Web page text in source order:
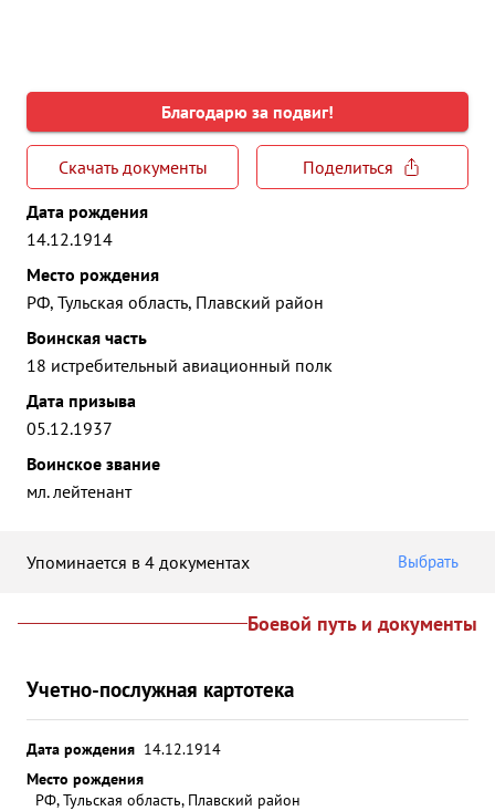
Благодарю за подвиг!
Скачать документы
Поделиться
Дата рождения
14.12.1914
Место рождения
РФ, Тульская область, Плавский район
Воинская часть
18 истребительный авиационный полк
Дата призыва
05.12.1937
Воинское звание
мл. лейтенант
Упоминается в 4 документах Выбрать
Боевой путь и документы
Учетно-послужная картотека
Дата рождения 14.12.1914
Место рождения
РФ, Тульская область, Плавский район